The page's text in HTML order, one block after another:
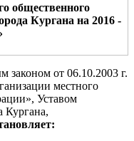
общественного
Кургана на 2016 -
законом от 06.10.2003 г.
местного
», Уставом
Кургана,